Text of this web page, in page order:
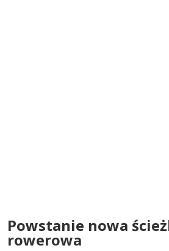
Powstanie nowa
rowerowa